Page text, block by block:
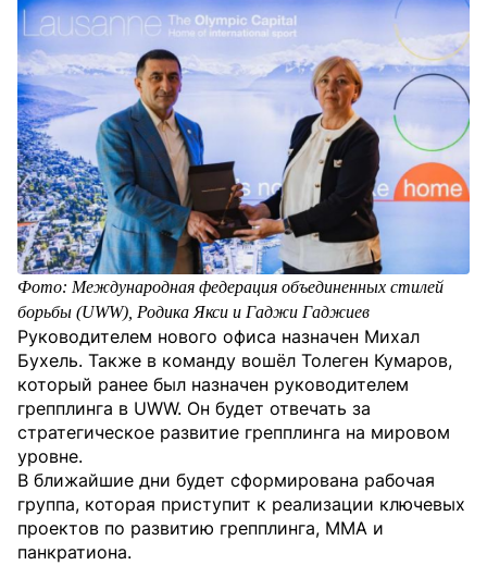
Фото: Международная федерация объединенных стилей
борьбы (UWW), Родика Якси и Гаджи Гаджиев
Руководителем нового офиса назначен Михал
Бухель. Также в команду вошёл Толеген Кумаров,
который ранее был назначен руководителем
грепплинга в UWW. Он будет отвечать за
стратегическое развитие грепплинга на мировом
уровне.
В ближайшие дни будет сформирована рабочая
группа, которая приступит к реализации ключевых
проектов по развитию грепплинга, ММА и
панкратиона.